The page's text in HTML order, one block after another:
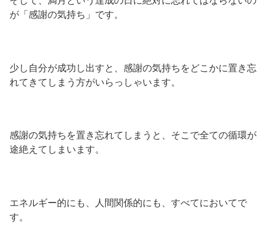
が「感謝の気持ち」です。
少し自分が成功し出すと、感謝の気持ちをどこかに置き忘
れてきてしまう方がいらっしゃいます。
感謝の気持ちを置き忘れてしまうと、そこで全ての循環が
途絶えてしまいます。
エネルギー的にも、人間関係的にも、すべてにおいてで
す。